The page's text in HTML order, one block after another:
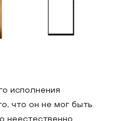
исполнения
что он не мог быть